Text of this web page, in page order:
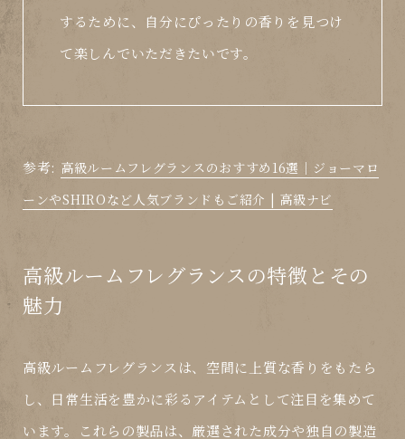
するために、自分にぴったりの香りを見つけ
て楽しんでいただきたいです。
参考: 高級ルームフレグランスのおすすめ16選｜ジョーマロ
ーンやSHIROなど人気ブランドもご紹介 | 高級ナビ
高級ルームフレグランスの特徴とその
魅力
高級ルームフレグランスは、空間に上質な香りをもたら
し、日常生活を豊かに彩るアイテムとして注目を集めて
います。これらの製品は、厳選された成分や独自の製造